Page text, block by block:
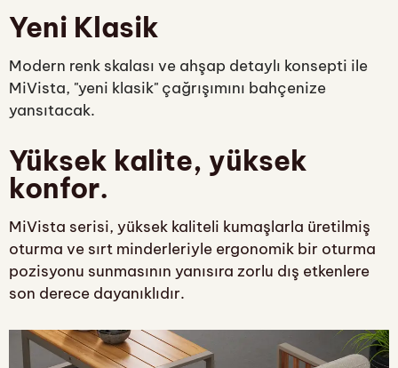
Yeni Klasik
Modern renk skalası ve ahşap detaylı konsepti ile
MiVista, "yeni klasik" çağrışımını bahçenize
yansıtacak.
Yüksek kalite, yüksek
konfor.
MiVista serisi, yüksek kaliteli kumaşlarla üretilmiş
oturma ve sırt minderleriyle ergonomik bir oturma
pozisyonu sunmasının yanısıra zorlu dış etkenlere
son derece dayanıklıdır.